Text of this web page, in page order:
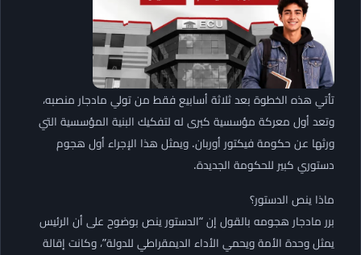
تأتي هذه الخطوة بعد ثلاثة أسابيع فقط من تولي مادجار منصبه،
وتعد أول معركة مؤسسية كبرى له لتفكيك البنية المؤسسية التي
ورثها عن حكومة فيكتور أوربان. ويمثل هذا الإجراء أول هجوم
دستوري كبير للحكومة الجديدة.
ماذا ينص الدستور؟
برر مادجار هجومه بالقول إن “الدستور ينص بوضوح على أن الرئيس
يمثل وحدة الأمة ويحمي الأداء الديمقراطي للدولة”، وكانت إقالة